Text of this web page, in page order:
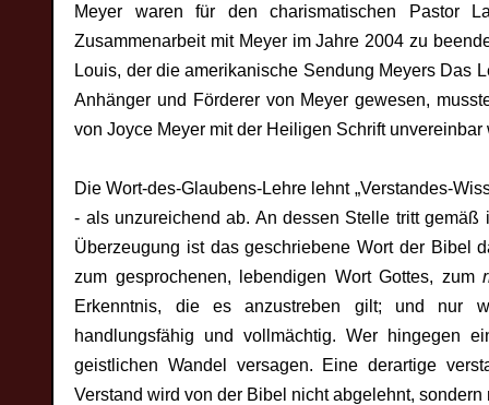
Meyer waren für den charismatischen Pastor
Zusammenarbeit mit Meyer im Jahre 2004 zu
Louis, der die amerikanische Sendung Meyers Das
Anhänger und Förderer von Meyer gewesen,
von Joyce Meyer mit der Heiligen Schrift
Die Wort-des-Glaubens-Lehre lehnt „Verstandes-
- als unzureichend ab. An dessen Stelle tritt gemäß
Überzeugung ist das geschriebene Wort der Bibel
zum gesprochenen, lebendigen Wort Gottes, zum
Erkenntnis, die es anzustreben gilt; und nur
handlungsfähig und vollmächtig. Wer hingegen
geistlichen Wandel versagen. Eine derartige
Verstand wird von der Bibel nicht abgelehnt,